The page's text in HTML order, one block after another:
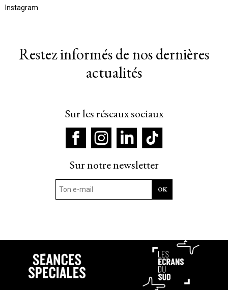
Instagram
Restez informés de nos dernières
actualités
Sur les réseaux sociaux
Sur notre newsletter